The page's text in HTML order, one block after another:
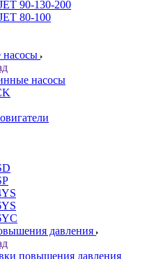
90-130-200
80-100
насосы
давления
повышения давления